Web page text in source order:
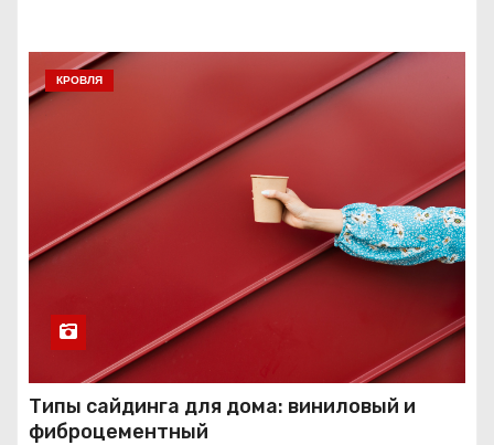
КРОВЛЯ
Типы сайдинга для дома: виниловый и
фиброцементный